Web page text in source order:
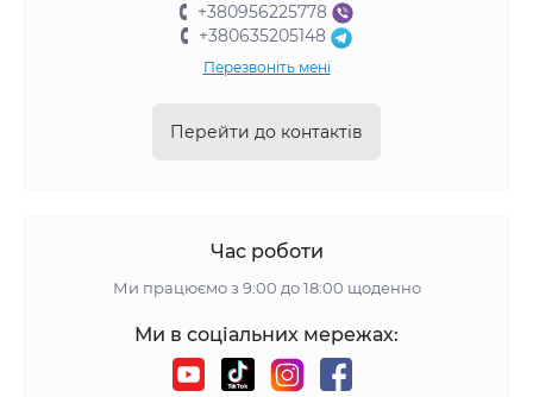
+380956225778
+380635205148
Перезвоніть мені
Перейти до контактів
Час роботи
Ми працюємо з 9:00 до 18:00 щоденно
Ми в соціальних мережах: